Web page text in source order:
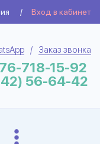
/ Вход в кабинет
/ Заказ звонка
718-15-92
56-64-42